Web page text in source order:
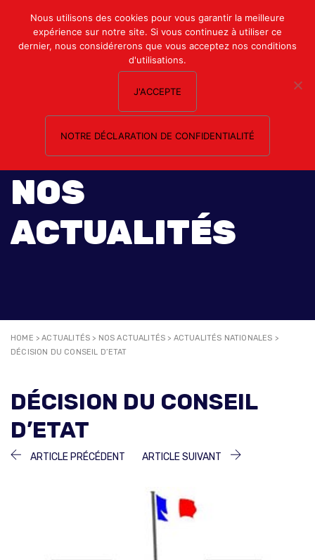
Mon compte
Nous contacter
NOS
ACTUALITÉS
HOME >ACTUALITÉS > NOS ACTUALITÉS > ACTUALITÉS NATIONALES >
DÉCISION DU CONSEIL D’ETAT
DÉCISION DU CONSEIL
D’ETAT
NAVIGATION
ARTICLE PRÉCÉDENT ARTICLE
ARTICLE SUIVANT
ARTICLE
Nous utilisons des cookies pour vous garantir la meilleure
expérience sur notre site. Si vous continuez à utiliser ce
dernier, nous considérerons que vous acceptez nos conditions
d'utilisations.
J'ACCEPTE
NOTRE DÉCLARATION DE CONFIDENTIALITÉ